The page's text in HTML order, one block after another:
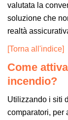
valutata la
soluzione che
realtà
[Torna all'indice]
Come
incendio?
Utilizzando i siti
comparatori, per